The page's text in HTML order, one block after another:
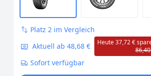
Platz 2 im Vergleich
Aktuell ab 48,68 €
Heute 37,72 €
Sofort verfügbar